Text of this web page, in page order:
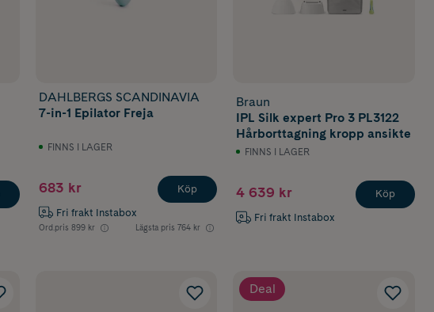
DAHLBERGS SCANDINAVIA
7-in-1 Epilator Freja
FINNS I LAGER
683 kr
Fri frakt Instabox
Ord.pris 899 kr Lägsta pris 764 kr
Köp
Braun
IPL Silk expert Pro 3 PL3122
Hårborttagning kropp ansikte
FINNS I LAGER
4 639 kr
Fri frakt Instabox
Köp
Deal